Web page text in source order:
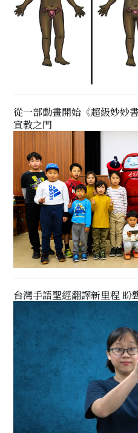
從一部動畫開始《超級妙妙
宣教之門
台灣手語聖經翻譯新里程 盼